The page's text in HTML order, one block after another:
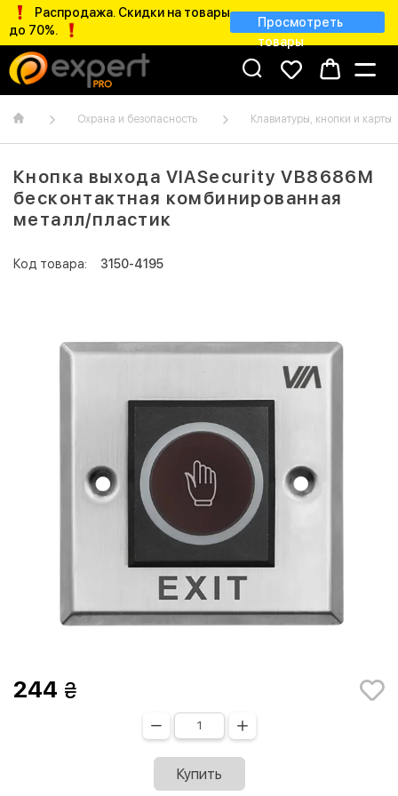
Распродажа. Скидки на товары
до 70%.
Просмотреть
товары
Охрана и безопасность Клавиатуры, кнопки и карты
Кнопка выхода VIASecurity VB8686M
бесконтактная комбинированная
металл/пластик
Код товара: 3150-4195
244
Купить